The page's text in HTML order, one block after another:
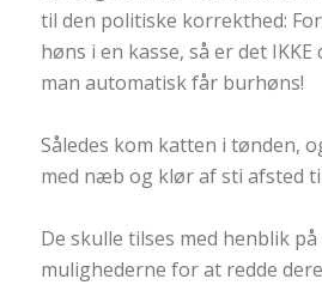
til den politiske korrekthed:
høns i en kasse, så er det IKKE
man automatisk får burhøns!
Således kom katten i tønden,
med næb og klør af sti afsted
De skulle tilses med henblik
mulighederne for at redde